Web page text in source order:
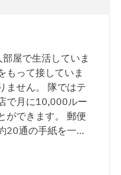
屋で生活していま
もって接していま
ません。 隊ではテ
で月に10,000ルー
ができます。 郵便
20通の手紙を一度
の会話を耳にし、
にこんなにたく